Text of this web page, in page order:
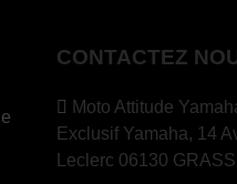
CONTACTEZ
Moto Attitude
Exclusif Yamaha, 14
Leclerc 06130